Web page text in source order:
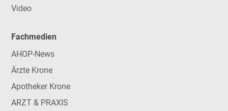
Video
Fachmedien
AHOP-News
Ärzte Krone
Apotheker Krone
ARZT & PRAXIS